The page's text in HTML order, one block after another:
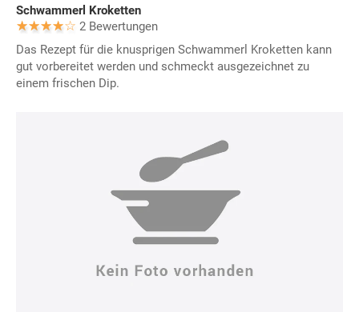
Schwammerl Kroketten
2 Bewertungen
Das Rezept für die knusprigen Schwammerl Kroketten kann
gut vorbereitet werden und schmeckt ausgezeichnet zu
einem frischen Dip.